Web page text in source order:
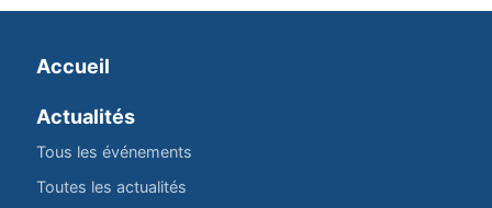
Accueil
Actualités
Tous les événements
Toutes les actualités